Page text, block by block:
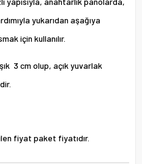
yukarıdan aşağıya
için kullanılır.
3 cm olup, açık yuvarlak
fiyat paket fiyatıdır.